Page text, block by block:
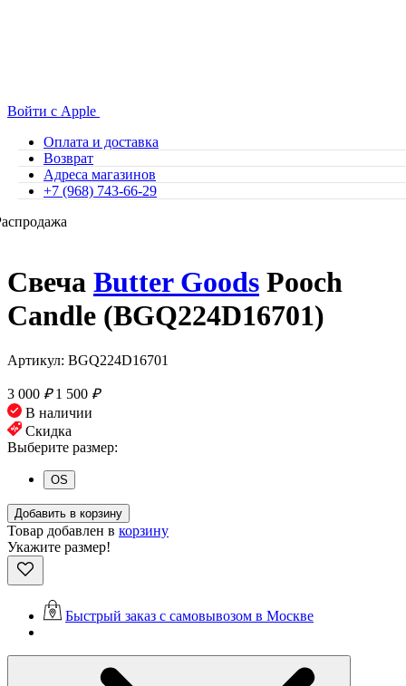
Войти с Apple
Оплата и доставка
Возврат
Адреса магазинов
+7 (968) 743-66-29
Свеча Butter Goods Pooch
Candle (BGQ224D16701)
Артикул: BGQ224D16701
3 000 ₽ 1 500 ₽
В наличии
Скидка
Выберите размер:
OS
Добавить в корзину
Товар добавлен в корзину
Укажите размер!
Быстрый заказ с самовывозом в Москве